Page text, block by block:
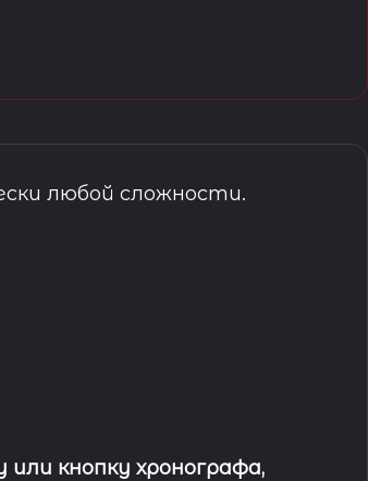
любой сложности.
кнопку хронографа,